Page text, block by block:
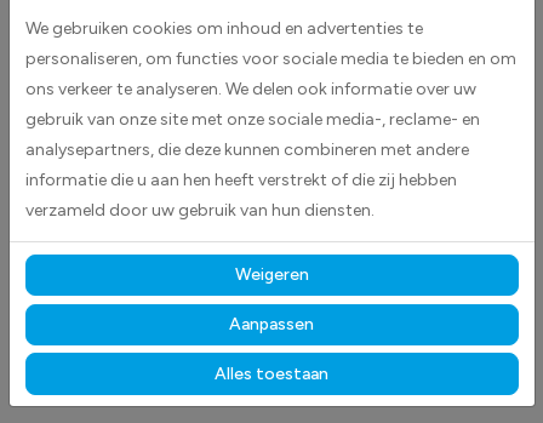
voorraadbeheer. De witte kleur zorgt voor een duidelijke en contrastrijke
markering, waardoor producten en secties snel te identificeren zijn.
Deze stickers zijn geschikt voor diverse toepassingen en helpen
medewerkers om efficiënt te werken en fouten bij het orderpicken of
opslaan te verminderen. Plak eenvoudig de sticker op de vloer, op of in
de stelling.
Gemaakt van hoogwaardige high-tack folie, hechten deze
stickers betrouwbaar op vrijwel elk oppervlak.Dankzij de
duurzame materialen blijven ze langdurig zichtbaar en goed leesbaar,
zowel binnen als buiten, bestand tegen licht, vocht en dagelijks gebruik.
Ontdek ook onze anderemagazijn- enveiligheidstickersom uw
opslagruimtes overzichtelijk en professioneel te markeren.
We gebruiken cookies om inhoud en advertenties te
personaliseren, om functies voor sociale media te bieden en om
ons verkeer te analyseren. We delen ook informatie over uw
gebruik van onze site met onze sociale media-, reclame- en
analysepartners, die deze kunnen combineren met andere
informatie die u aan hen heeft verstrekt of die zij hebben
verzameld door uw gebruik van hun diensten.
Weigeren
Aanpassen
Alles toestaan